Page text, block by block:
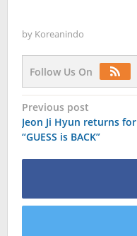
by Koreanindo
Follow Us On
Post
navigation
Previous post
Jeon Ji Hyun returns for
“GUESS is BACK”